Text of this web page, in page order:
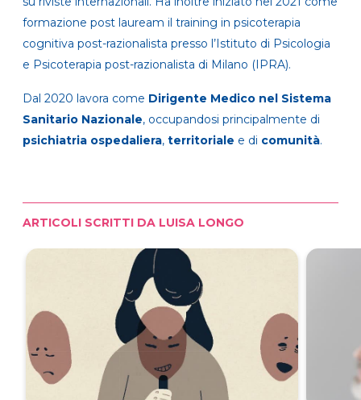
formazione post lauream il training in psicoterapia
cognitiva post-razionalista presso l’Istituto di Psicologia
e Psicoterapia post-razionalista di Milano (IPRA).
Dal 2020 lavora come Dirigente Medico nel Sistema
Sanitario Nazionale, occupandosi principalmente di
psichiatria ospedaliera, territoriale e di comunità.
ARTICOLI SCRITTI DA LUISA LONGO